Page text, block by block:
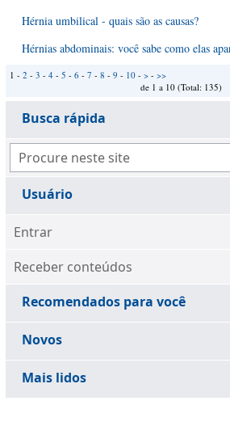
Hérnia umbilical - quais são as causas?
Hérnias abdominais: você sabe como elas
1 - 2 - 3 - 4 - 5 - 6 - 7 - 8 - 9 - 10 - > - >>
de 1 a 10 (Total: 135)
Busca rápida
Usuário
Entrar
Receber conteúdos
Recomendados para você
Novos
Mais lidos